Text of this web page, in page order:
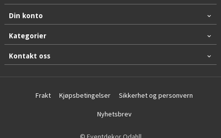
Din konto
Kategorier
Kontakt oss
Frakt Kjøpsbetingelser Sikkerhet og personvern
Nyhetsbrev